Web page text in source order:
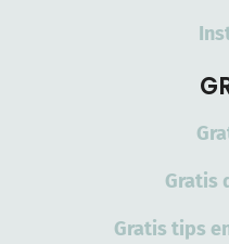
Gratis
Gratis tips